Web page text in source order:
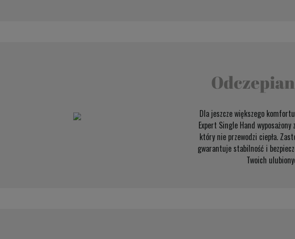
Dla jeszcze większego
Expert Single Hand wyposażony
który nie przewodzi ciepła.
gwarantuje stabilność i
Twoich